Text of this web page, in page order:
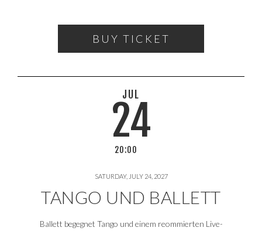
BUY TICKET
20:00
24
SATURDAY, JULY 24, 2027
TANGO UND BALLETT
Ballett begegnet Tango und einem reommierten Live-
JUL